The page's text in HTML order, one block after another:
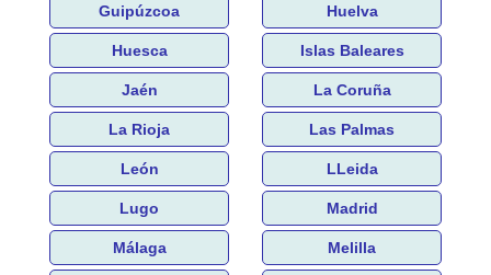
Guipúzcoa Huelva
Huesca Islas Baleares
Jaén La Coruña
La Rioja Las Palmas
León LLeida
Lugo Madrid
Málaga Melilla